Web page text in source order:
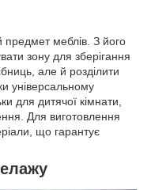
предмет меблів. З його
зону для зберігання
але й розділити
універсальному
для дитячої кімнати,
Для виготовлення
що гарантує